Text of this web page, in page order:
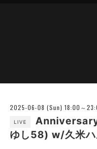
2025-06-08 (Sun) 18:00～
LIVE
ゆし58) w/久米